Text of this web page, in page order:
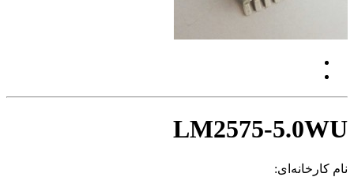
LM2575-5.0WU
نام کارخانه‌ای: